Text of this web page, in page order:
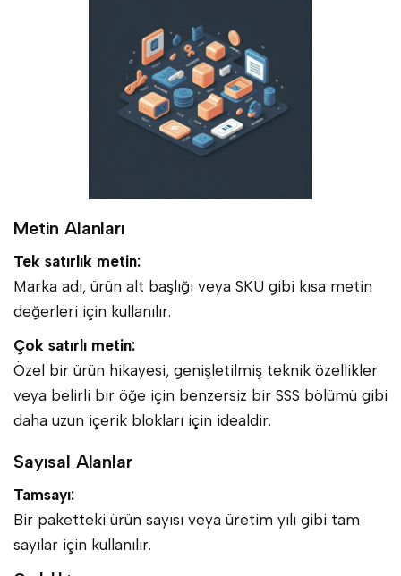
Metin Alanları
Tek satırlık metin:
Marka adı, ürün alt başlığı veya SKU gibi kısa metin
değerleri için kullanılır.
Çok satırlı metin:
Özel bir ürün hikayesi, genişletilmiş teknik özellikler
veya belirli bir öğe için benzersiz bir SSS bölümü gibi
daha uzun içerik blokları için idealdir.
Sayısal Alanlar
Tamsayı:
Bir paketteki ürün sayısı veya üretim yılı gibi tam
sayılar için kullanılır.